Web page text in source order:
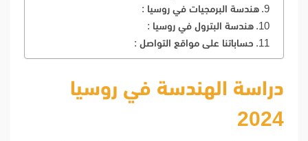
هندسة البرمجيات في روسيا :
هندسة البترول في روسيا :
حساباتنا على مواقع التواصل :
دراسة الهندسة في روسيا
2024